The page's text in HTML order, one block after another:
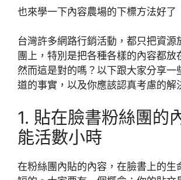
也來學一下內容農場的下標方法好了
台灣許多網路行銷活動，都只把資源
團上，特別是把各種各樣的內容都放
然而這是對的嗎？以下跟大家分享一
道的事實，以及你應該認真考慮的解
1. 貼在臉書粉絲團的
能活數小時
在粉絲團內貼的內容，在臉書上的生